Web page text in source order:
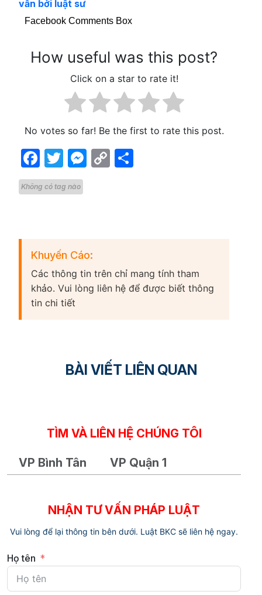
vấn bởi luật sư
Facebook Comments Box
How useful was this post?
Click on a star to rate it!
No votes so far! Be the first to rate this post.
Facebook
Twitter
Messenger
Copy
Không có tag nào
Khuyến Cáo:
Các thông tin trên chỉ mang tính tham
khảo. Vui lòng liên hệ để được biết thông
tin chi tiết
BÀI VIẾT LIÊN QUAN
TÌM VÀ LIÊN HỆ CHÚNG TÔI
VP Bình Tân VP Quận 1
NHẬN TƯ VẤN PHÁP LUẬT
Vui lòng để lại thông tin bên dưới. Luật BKC sẽ liên hệ ngay.
Họ tên